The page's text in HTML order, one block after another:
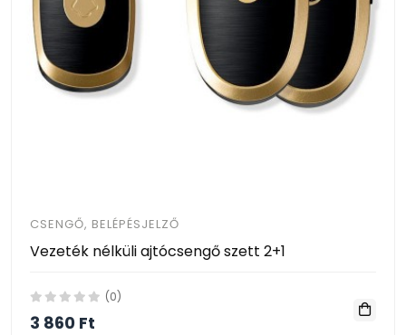
CSENGŐ, BELÉPÉSJELZŐ
Vezeték nélküli ajtócsengő szett 2+1
(0)
3 860 Ft